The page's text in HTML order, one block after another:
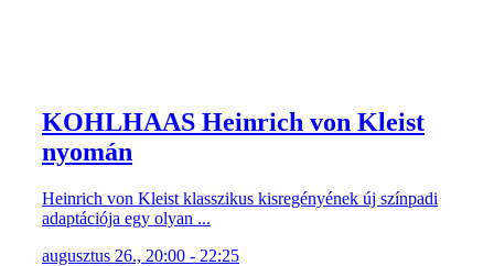
KOHLHAAS Heinrich von Kleist
nyomán
Heinrich von Kleist klasszikus kisregényének új színpadi
adaptációja egy olyan ...
augusztus 26., 20:00 - 22:25